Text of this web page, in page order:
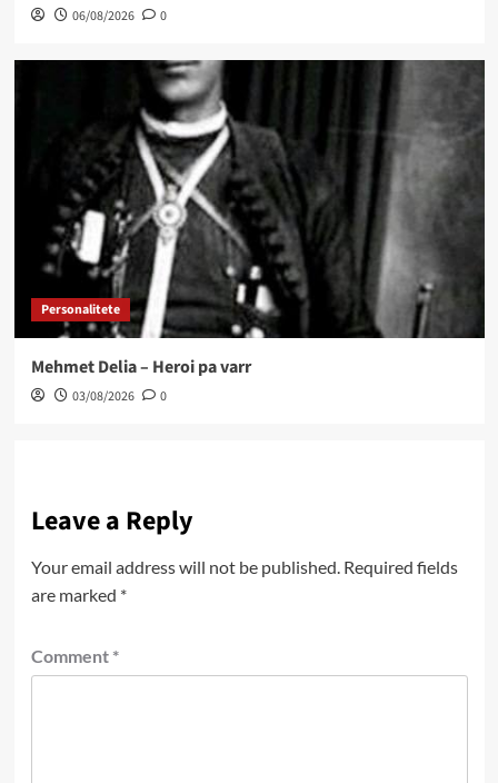
06/08/2026 0
Personalitete
Mehmet Delia – Heroi pa varr
03/08/2026 0
Leave a Reply
Your email address will not be published. Required fields
are marked *
Comment *